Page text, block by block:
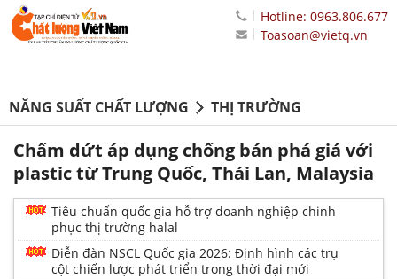
Hotline: 0963.806.677
Toasoan@vietq.vn
NĂNG SUẤT CHẤT LƯỢNG THỊ TRƯỜNG
Chấm dứt áp dụng chống bán phá giá với
plastic từ Trung Quốc, Thái Lan, Malaysia
Tiêu chuẩn quốc gia hỗ trợ doanh nghiệp chinh
phục thị trường halal
Diễn đàn NSCL Quốc gia 2026: Định hình các trụ
cột chiến lược phát triển trong thời đại mới